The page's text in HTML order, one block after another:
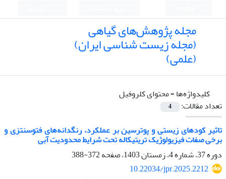
مجله پژوهش‌های گیاهی
(مجله زیست شناسی ایران)
(علمی)
کلیدواژه‌ها =محتوای کلروفیل
تعداد مقالات:
4
تاثیر کودهای زیستی و پوترسین بر عملکرد، رنگدانه‌های فتوسنتزی و
برخی صفات فیزیولوژیک تریتیکاله تحت شرایط محدودیت آبی
دوره 37، شماره 4، زمستان 1403، صفحه
372-388
10.22034/jpr.2025.2212